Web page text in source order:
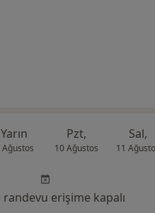
Yarın
Ağustos
Pzt,
10 Ağustos
Sal,
11
erişime kapalı